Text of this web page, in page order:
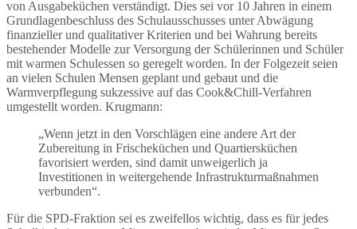
von Ausgabeküchen verständigt. Dies sei vor 10 Jahren in einem
Grundlagenbeschluss des Schulausschusses unter Abwägung
finanzieller und qualitativer Kriterien und bei Wahrung bereits
bestehender Modelle zur Versorgung der Schülerinnen und Schüler
mit warmen Schulessen so geregelt worden. In der Folgezeit seien
an vielen Schulen Mensen geplant und gebaut und die
Warmverpflegung sukzessive auf das Cook&Chill-Verfahren
umgestellt worden. Krugmann:
„Wenn jetzt in den Vorschlägen eine andere Art der
Zubereitung in Frischeküchen und Quartiersküchen
favorisiert werden, sind damit unweigerlich ja
Investitionen in weitergehende Infrastrukturmaßnahmen
verbunden“.
Für die SPD-Fraktion sei es zweifellos wichtig, dass es für jedes